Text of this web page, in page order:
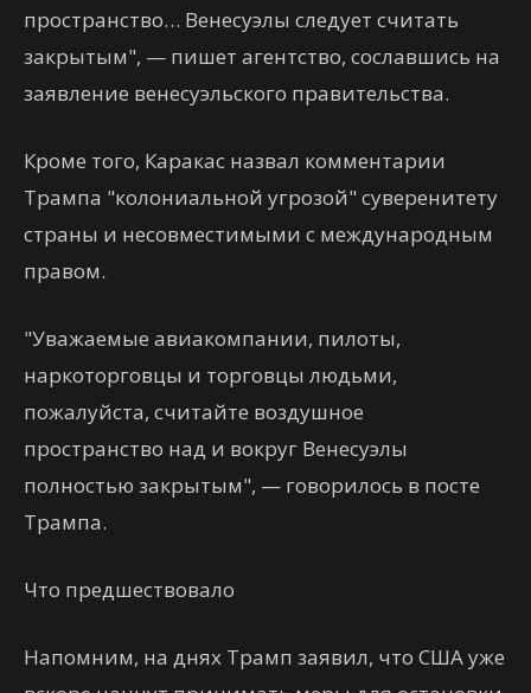
пространство… Венесуэлы следует считать
закрытым", — пишет агентство, сославшись на
заявление венесуэльского правительства.
Кроме того, Каракас назвал комментарии
Трампа "колониальной угрозой" суверенитету
страны и несовместимыми с международным
правом.
"Уважаемые авиакомпании, пилоты,
наркоторговцы и торговцы людьми,
пожалуйста, считайте воздушное
пространство над и вокруг Венесуэлы
полностью закрытым", — говорилось в посте
Трампа.
Что предшествовало
Напомним, на днях Трамп заявил, что США уже